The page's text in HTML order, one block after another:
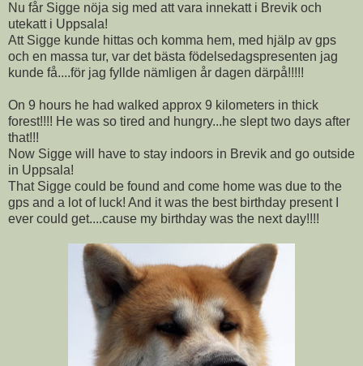
Nu får Sigge nöja sig med att vara innekatt i Brevik och
utekatt i Uppsala!
Att Sigge kunde hittas och komma hem, med hjälp av gps
och en massa tur, var det bästa födelsedagspresenten jag
kunde få....för jag fyllde nämligen år dagen därpå!!!!!
On 9 hours he had walked approx 9 kilometers in thick
forest!!!! He was so tired and hungry...he slept two days after
that!!!
Now Sigge will have to stay indoors in Brevik and go outside
in Uppsala!
That Sigge could be found and come home was due to the
gps and a lot of luck! And it was the best birthday present I
ever could get....cause my birthday was the next day!!!!